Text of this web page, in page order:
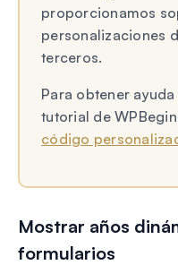
proporcionamos
personalizaciones
terceros.
Para obtener
tutorial de
código
Mostrar años
formularios